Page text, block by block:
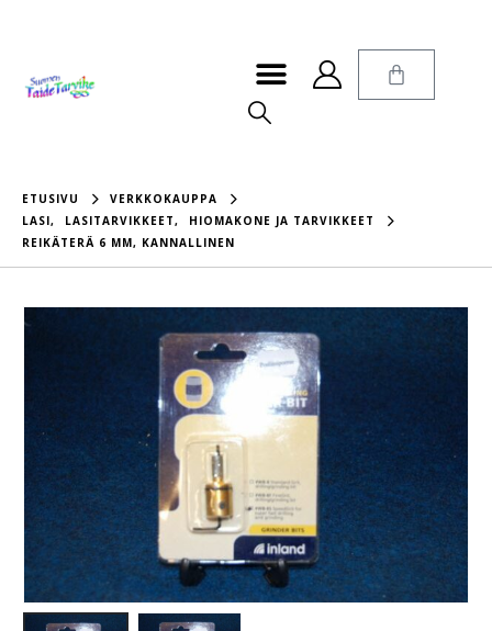
ETUSIVU
VERKKOKAUPPA
LASI, LASITARVIKKEET,
HIOMAKONE JA TARVIKKEET
REIKÄTERÄ 6 MM, KANNALLINEN